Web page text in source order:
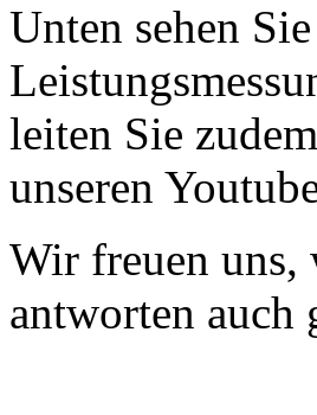
Unten sehen
leiten Sie
unseren
Wir freuen uns,
antworten auch